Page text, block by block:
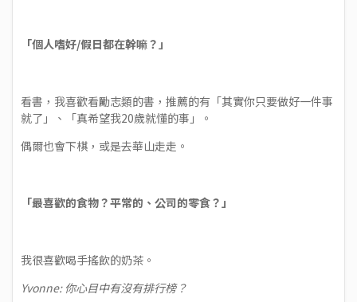
「個人嗜好/假日都在幹嘛？」
看書，我喜歡看勵志類的書，推薦的有「其實你只要做好一件事
就了」、「真希望我20歲就懂的事」。
偶爾也會下棋，或是去華山走走。
「最喜歡的食物？平常的、公司的零食？」
我很喜歡喝手搖飲的奶茶。
Yvonne: 你心目中有沒有排行榜？